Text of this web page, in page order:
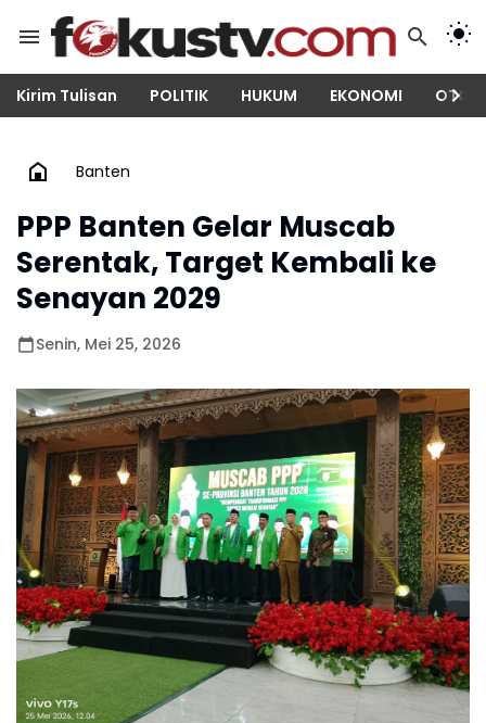
Kirim Tulisan POLITIK HUKUM EKONOMI
Banten
PPP Banten Gelar Muscab
Serentak, Target Kembali ke
Senayan 2029
Senin, Mei 25, 2026